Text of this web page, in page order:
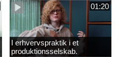
01:20
I erhvervspraktik i et
produktionsselskab.